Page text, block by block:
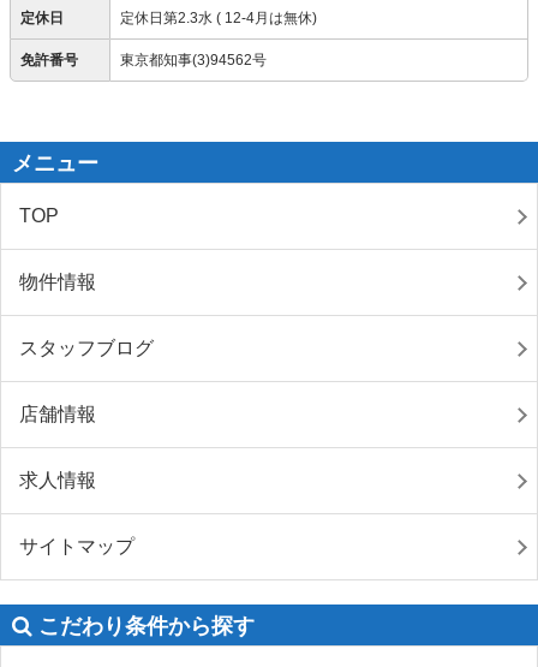
定休日 定休日第2.3水 ( 12-4月は無休)
免許番号 東京都知事(3)94562号
メニュー
TOP
物件情報
スタッフブログ
店舗情報
求人情報
サイトマップ
こだわり条件から探す